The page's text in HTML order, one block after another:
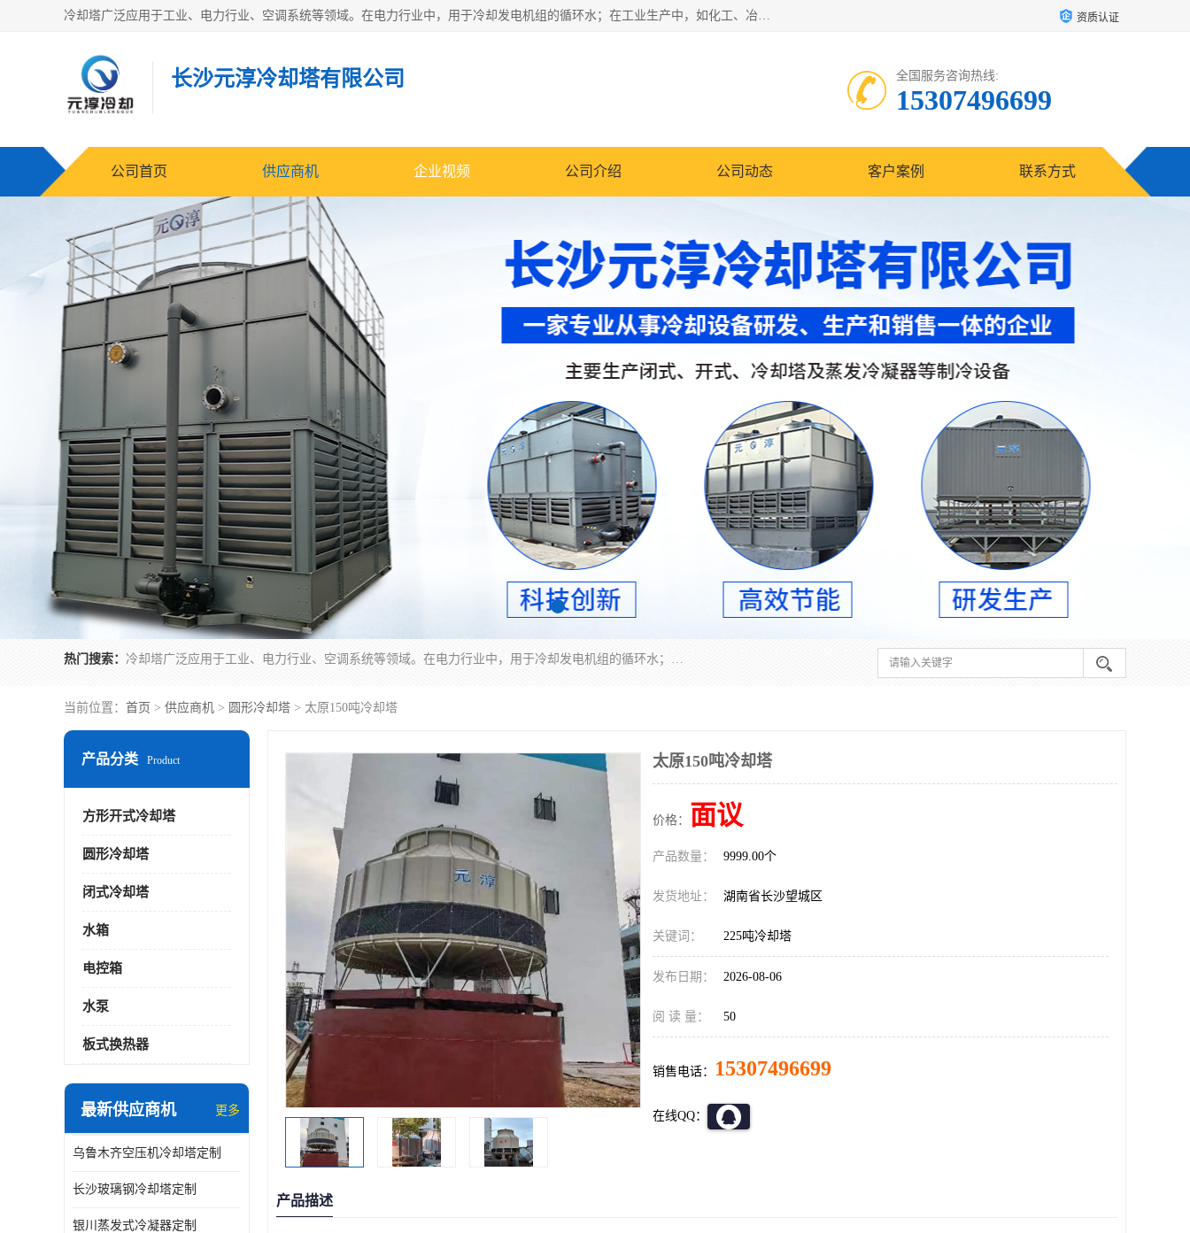
冷却塔广泛应用于工业、电力行业、空调系统等领域。在电力行业中，用于冷却发电机组的循环水；在工业生产中，如化工、冶金等行业，可降低生产过程中产生的热量；在空调系统中，为空调设备提供冷却水源 资质认证
长沙元淳冷却塔有限公司 全国服务咨询热线:
15307496699
公司首页 供应商机 企业视频 公司介绍 公司动态 客户案例 联系方式
热门搜索： 冷却塔广泛应用于工业、电力行业、空调系统等领域。在电力行业中，用于冷却发电机组的循环水；在工业生产中，如化工、冶金等行业，可降低生产过程中产生的热量；在空调系统中，为空调设备提供冷却水源
当前位置： 首页 > 供应商机 > 圆形冷却塔 > 太原150吨冷却塔
产品分类 Product
方形开式冷却塔
圆形冷却塔
闭式冷却塔
水箱
电控箱
水泵
板式换热器
最新供应商机 更多
乌鲁木齐空压机冷却塔定制
长沙玻璃钢冷却塔定制
银川蒸发式冷凝器定制
太原150吨冷却塔
价格： 面议
产品数量： 9999.00个
发货地址： 湖南省长沙望城区
关键词： 225吨冷却塔
发布日期： 2026-08-06
阅 读 量： 50
销售电话： 15307496699
在线QQ：
产品描述